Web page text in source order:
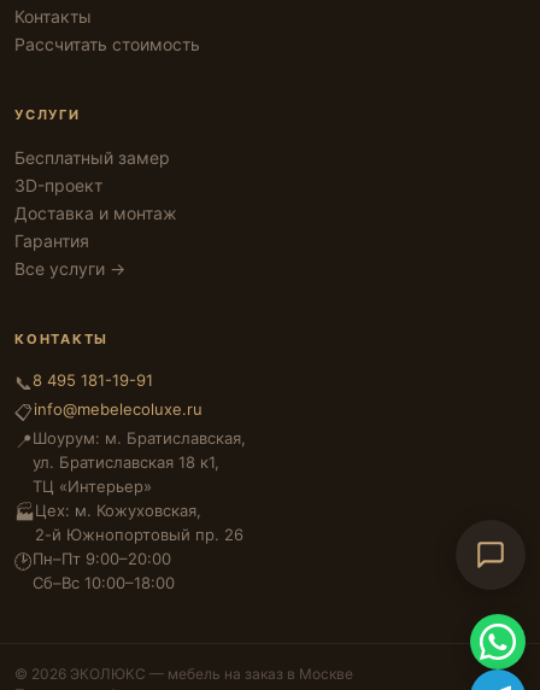
Контакты
Рассчитать стоимость
УСЛУГИ
Бесплатный замер
3D-проект
Доставка и монтаж
Гарантия
Все услуги →
КОНТАКТЫ
📞8 495 181-19-91
📋info@mebelecoluxe.ru
📍Шоурум: м. Братиславская,
ул. Братиславская 18 к1,
ТЦ «Интерьер»
🏭Цех: м. Кожуховская,
2-й Южнопортовый пр. 26
🕑Пн–Пт 9:00–20:00
Сб–Вс 10:00–18:00
© 2026 ЭКОЛЮКС — мебель на заказ в Москве